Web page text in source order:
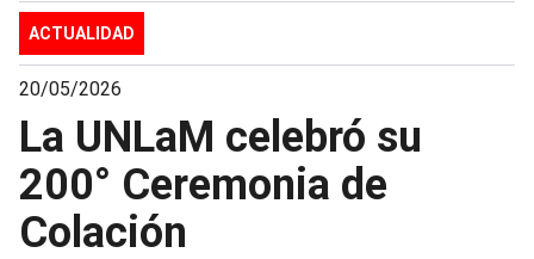
ACTUALIDAD
20/05/2026
La UNLaM celebró su
200° Ceremonia de
Colación